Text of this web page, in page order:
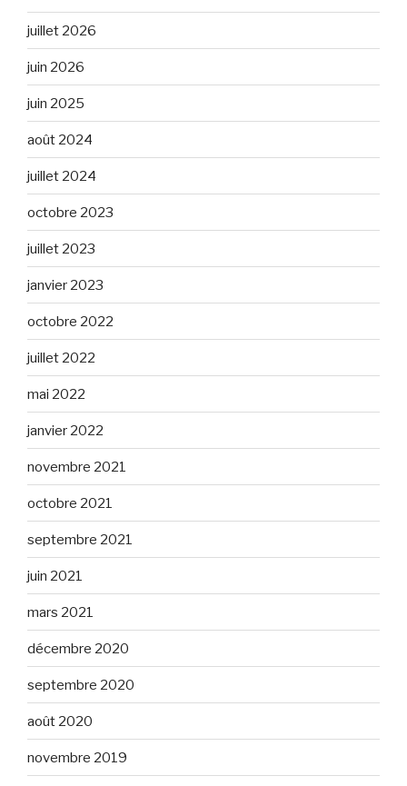
juillet 2026
juin 2026
juin 2025
août 2024
juillet 2024
octobre 2023
juillet 2023
janvier 2023
octobre 2022
juillet 2022
mai 2022
janvier 2022
novembre 2021
octobre 2021
septembre 2021
juin 2021
mars 2021
décembre 2020
septembre 2020
août 2020
novembre 2019